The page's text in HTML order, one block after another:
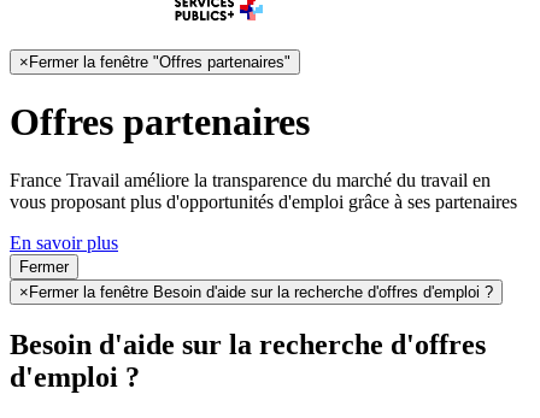
×Fermer la fenêtre "Offres partenaires"
Offres partenaires
France Travail améliore la transparence du marché du travail en
vous proposant plus d'opportunités d'emploi grâce à ses partenaires
En savoir plus
Fermer
× Fermer la fenêtre Besoin d'aide sur la recherche d'offres d'emploi ?
Besoin d'aide sur la recherche d'offres
d'emploi ?